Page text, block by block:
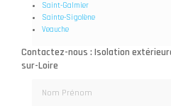
Saint-Galmier
Sainte-Sigolène
Veauche
Contactez-nous : Isolation
sur-Loire